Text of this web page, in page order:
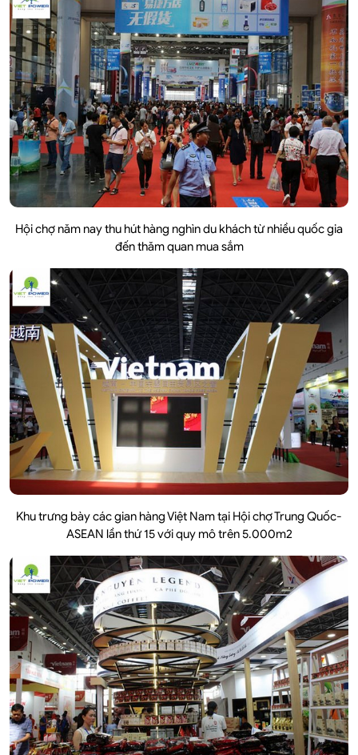
Hội chợ năm nay thu hút hàng nghìn du khách từ nhiều quốc gia
đến thăm quan mua sắm
Khu trưng bày các gian hàng Việt Nam tại Hội chợ Trung Quốc-
ASEAN lần thứ 15 với quy mô trên 5.000m2